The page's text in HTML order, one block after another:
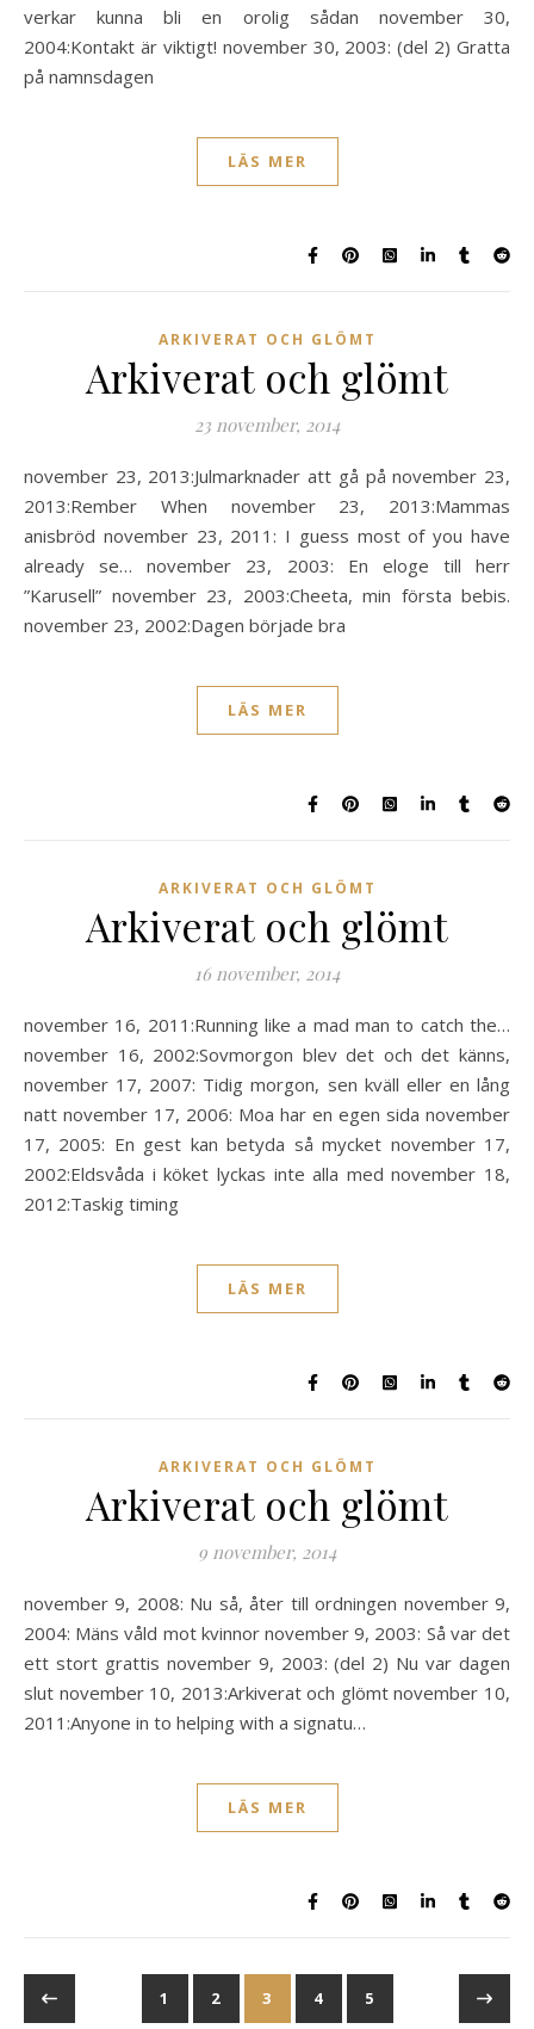
verkar kunna bli en orolig sådan november 30,
2004:Kontakt är viktigt! november 30, 2003: (del 2) Gratta
på namnsdagen
LÄS MER
ARKIVERAT OCH GLÖMT
Arkiverat och glömt
23 november, 2014
november 23, 2013:Julmarknader att gå på november 23,
2013:Rember When november 23, 2013:Mammas
anisbröd november 23, 2011: I guess most of you have
already se… november 23, 2003: En eloge till herr
”Karusell” november 23, 2003:Cheeta, min första bebis.
november 23, 2002:Dagen började bra
LÄS MER
ARKIVERAT OCH GLÖMT
Arkiverat och glömt
16 november, 2014
november 16, 2011:Running like a mad man to catch the…
november 16, 2002:Sovmorgon blev det och det känns,
november 17, 2007: Tidig morgon, sen kväll eller en lång
natt november 17, 2006: Moa har en egen sida november
17, 2005: En gest kan betyda så mycket november 17,
2002:Eldsvåda i köket lyckas inte alla med november 18,
2012:Taskig timing
LÄS MER
ARKIVERAT OCH GLÖMT
Arkiverat och glömt
9 november, 2014
november 9, 2008: Nu så, åter till ordningen november 9,
2004: Mäns våld mot kvinnor november 9, 2003: Så var det
ett stort grattis november 9, 2003: (del 2) Nu var dagen
slut november 10, 2013:Arkiverat och glömt november 10,
2011:Anyone in to helping with a signatu…
LÄS MER
1 2 3 4 5